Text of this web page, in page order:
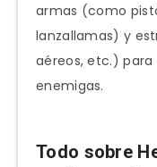
armas (como
lanzallamas) y
aéreos, etc.)
enemigas.
Todo sobre